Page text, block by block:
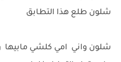
شلون طلع هذا التطابق
شلون واني امي كلشي مابيها